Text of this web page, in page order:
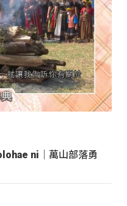
ni｜萬山部落勇